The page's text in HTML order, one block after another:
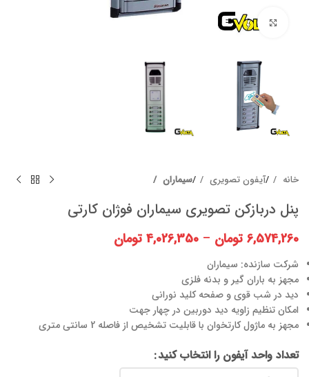
برای بزرگنمایی کلیک کنید
خانه آیفون تصویری سیماران
پنل دربازکن تصویری سیماران فوژان کارتی
6,574,260 تومان –
4,026,350 تومان
شرکت سازنده: سیماران
مجهز به باران گیر و بدنه فلزی
دید در شب قوی و صفحه کلید نورانی
امکان تنظیم زاویه دید دوربین در چهار جهت
مجهز به ماژول کارتخوان با قابلیت تشخیص از فاصله 2 سانتی متری
تعداد واحد آیفون را انتخاب کنید